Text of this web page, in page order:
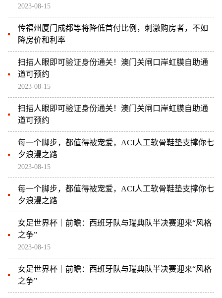
2023-08-15
传福州厦门成都等将降低首付比例，刺激购房者，不如
降房价和利率
扫描人眼即可验证身份通关！澳门关闸口岸虹膜自助通
道可预约
2023-08-15
扫描人眼即可验证身份通关！澳门关闸口岸虹膜自助通
道可预约
每一个脚步，都值得被宠爱，ACI人工软骨鞋垫支撑你七
夕浪漫之路
2023-08-15
每一个脚步，都值得被宠爱，ACI人工软骨鞋垫支撑你七
夕浪漫之路
女足世界杯｜前瞻：西班牙队与瑞典队半决赛迎来“风格
之争”
2023-08-15
女足世界杯｜前瞻：西班牙队与瑞典队半决赛迎来“风格
之争”